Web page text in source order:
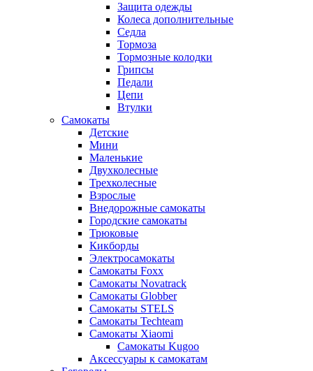
Защита одежды
Колеса дополнительные
Седла
Тормоза
Тормозные колодки
Грипсы
Педали
Цепи
Втулки
Самокаты
Детские
Мини
Маленькие
Двухколесные
Трехколесные
Взрослые
Внедорожные самокаты
Городские самокаты
Трюковые
Кикборды
Электросамокаты
Самокаты Foxx
Самокаты Novatrack
Самокаты Globber
Самокаты STELS
Самокаты Techteam
Самокаты Xiaomi
Самокаты Kugoo
Аксессуары к самокатам